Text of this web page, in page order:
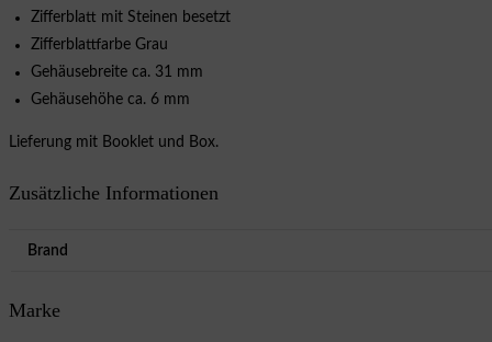
Zifferblatt mit Steinen besetzt
Zifferblattfarbe Grau
Gehäusebreite ca. 31 mm
Gehäusehöhe ca. 6 mm
Lieferung mit Booklet und Box.
Zusätzliche Informationen
Brand
Marke